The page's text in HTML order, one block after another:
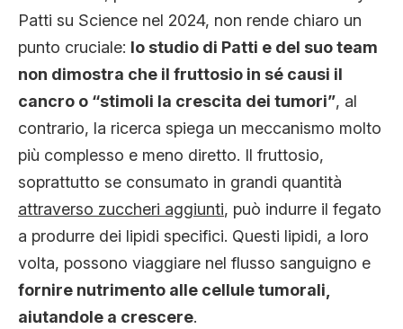
Patti su Science nel 2024, non rende chiaro un
punto cruciale: lo studio di Patti e del suo team
non dimostra che il fruttosio in sé causi il
cancro o “stimoli la crescita dei tumori”, al
contrario, la ricerca spiega un meccanismo molto
più complesso e meno diretto. Il fruttosio,
soprattutto se consumato in grandi quantità
attraverso zuccheri aggiunti, può indurre il fegato
a produrre dei lipidi specifici. Questi lipidi, a loro
volta, possono viaggiare nel flusso sanguigno e
fornire nutrimento alle cellule tumorali,
aiutandole a crescere.